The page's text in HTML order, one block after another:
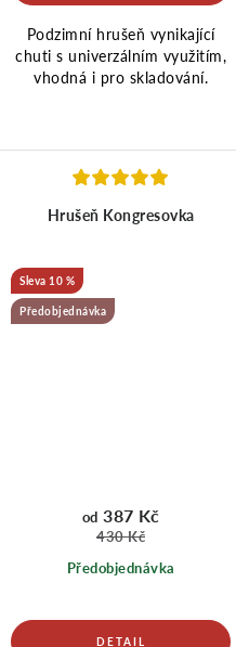
Podzimní hrušeň vynikající
chuti s univerzálním využitím,
vhodná i pro skladování.
Hrušeň Kongresovka
10 %
Předobjednávka
Předobjednávka
od 387 Kč
430 Kč